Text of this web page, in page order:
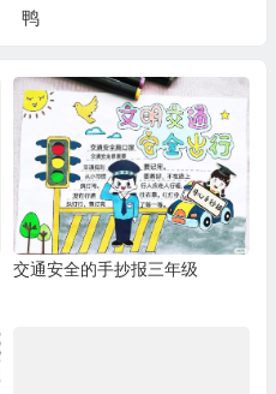
鸭
交通安全的手抄报三年级